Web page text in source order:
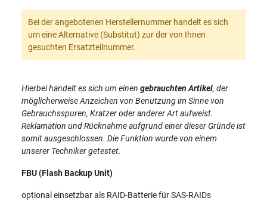
Bei der angebotenen Herstellernummer handelt es sich
um eine Alternative (Substitut) zur der von Ihnen
gesuchten Ersatzteilnummer.
Hierbei handelt es sich um einen gebrauchten Artikel, der
möglicherweiseAnzeichen von Benutzung im Sinne von
Gebrauchsspuren, Kratzer oder anderer Art aufweist.
Reklamation und Rücknahme aufgrund einer dieser Gründe ist
somit ausgeschlossen. Die Funktion wurde von einem
unserer Techniker getestet.
FBU (Flash Backup Unit)
optional einsetzbar als RAID-Batterie für SAS-RAIDs